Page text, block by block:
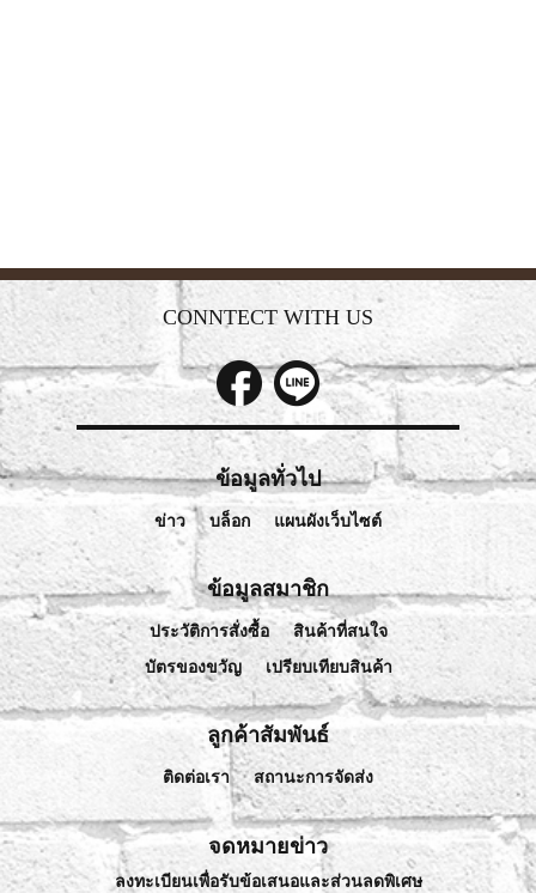
CONNTECT WITH US
ข้อมูลทั่วไป
ข่าว บล็อก แผนผังเว็บไซต์
ข้อมูลสมาชิก
ประวัติการสั่งซื้อ
สินค้าที่สนใจ
บัตรของขวัญ
เปรียบเทียบสินค้า
ลูกค้าสัมพันธ์
ติดต่อเรา สถานะการจัดส่ง
จดหมายข่าว
ลงทะเบียนเพื่อรับข้อเสนอและส่วนลดพิเศษ